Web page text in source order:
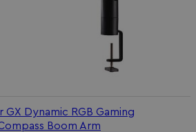
GX Dynamic RGB Gaming
Boom Arm